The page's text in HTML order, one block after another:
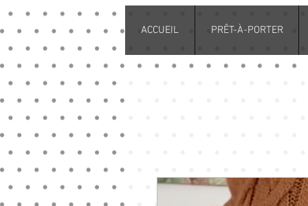
ACCUEIL PRÊT-À-PORTER